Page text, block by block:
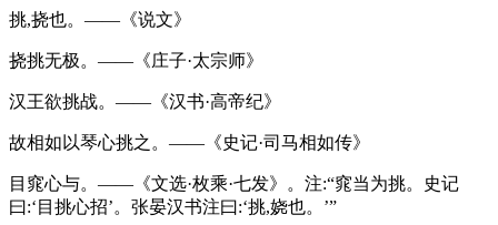
挑,挠也。——《说文》
挠挑无极。——《庄子·太宗师》
汉王欲挑战。——《汉书·高帝纪》
故相如以琴心挑之。——《史记·司马相如传》
目窕心与。——《文选·枚乘·七发》。注:“窕当为挑。史记
曰:‘目挑心招’。张晏汉书注曰:‘挑,娆也。’”